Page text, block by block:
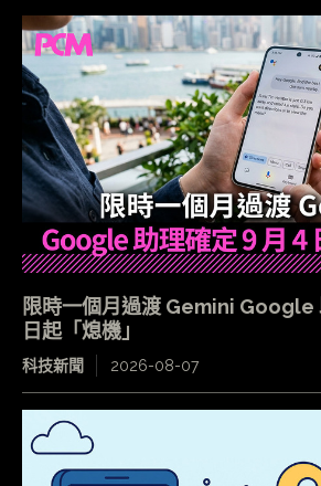
限時一個月過渡 Gemini Google
日起「熄機」
科技新聞 2026-08-07